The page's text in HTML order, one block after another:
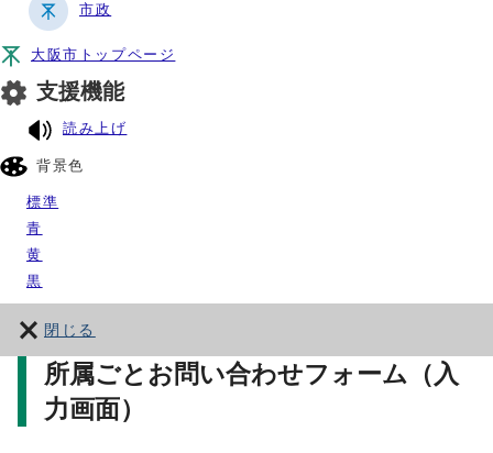
市政
大阪市トップページ
支援機能
読み上げ
背景色
標準
青
黄
黒
閉じる
所属ごとお問い合わせフォーム（入
力画面）